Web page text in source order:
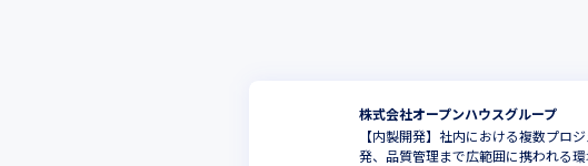
株式会社オープンハウスグループ
【内製開発】社内における複数プロ
発、品質管理まで広範囲に携われる